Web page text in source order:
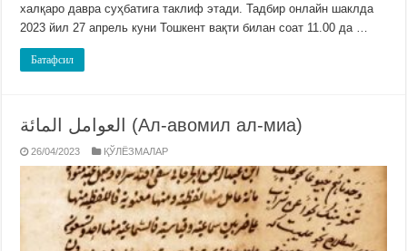
халқаро давра суҳбатига таклиф этади. Тадбир онлайн шаклда
2023 йил 27 апрель куни Тошкент вақти билан соат 11.00 да …
Батафсил
العوامل المائة (Ал-авомил ал-миа)
26/04/2023 ҚЎЛЁЗМАЛАР